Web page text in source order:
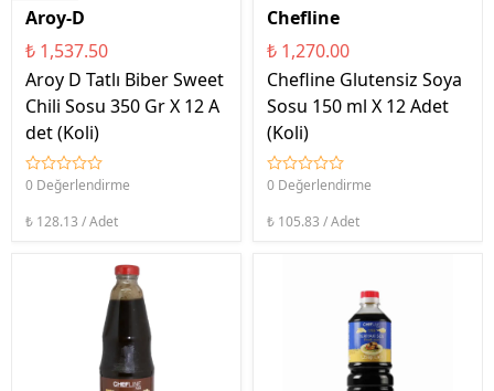
Aroy-D
₺ 1,537.50
Aroy D Tatlı Biber Sweet
Chili Sosu 350 Gr X 12 A
det (Koli)
0 Değerlendirme
₺ 128.13 / Adet
Chefline
₺ 1,270.00
Chefline Glutensiz Soya
Sosu 150 ml X 12 Adet
(Koli)
0 Değerlendirme
₺ 105.83 / Adet